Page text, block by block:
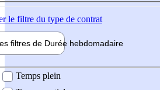
le filtre du type de contrat
filtres de Durée hebdomadaire
Temps plein